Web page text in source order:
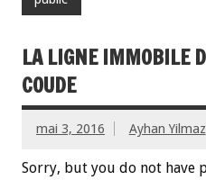
LA LIGNE IMMOBILE
COUDE
mai 3, 2016 Ayhan Yilmaz
Sorry, but you do not have